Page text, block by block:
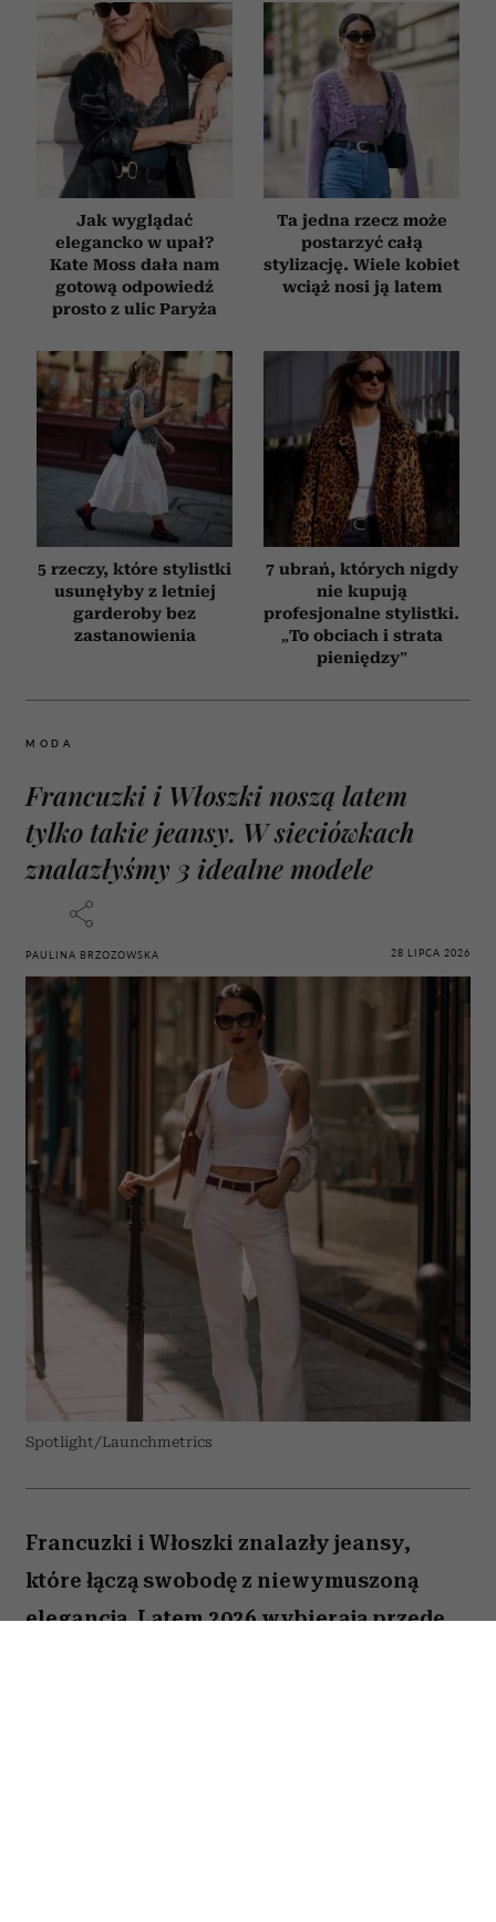
Jak wyglądać
elegancko w upał?
Kate Moss dała nam
gotową odpowiedź
prosto z ulic Paryża
Ta jedna rzecz może
postarzyć całą
stylizację. Wiele kobiet
wciąż nosi ją latem
5 rzeczy, które stylistki
usunęłyby z letniej
garderoby bez
zastanowienia
7 ubrań, których nigdy
nie kupują
profesjonalne stylistki.
„To obciach i strata
pieniędzy”
MODA
Francuzki i Włoszki noszą latem
tylko takie jeansy. W sieciówkach
znalazłyśmy 3 idealne modele
PAULINA BRZOZOWSKA 28 LIPCA 2026
Spotlight/Launchmetrics
Francuzki i Włoszki znalazły jeansy,
które łączą swobodę z niewymuszoną
elegancją. Latem 2026 wybierają przede